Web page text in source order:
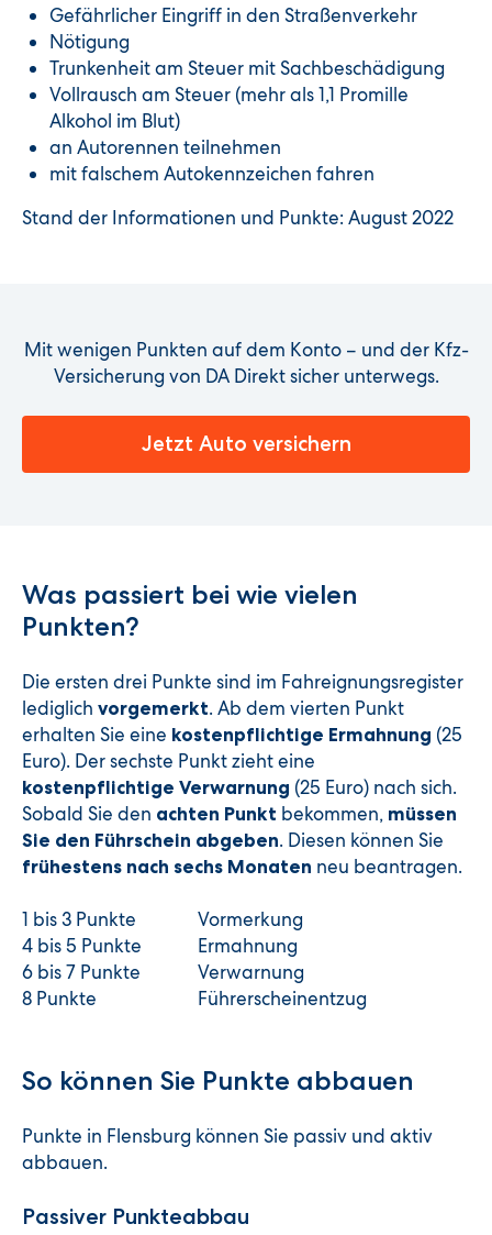
Gefährlicher Eingriff in den Straßenverkehr
Nötigung
Trunkenheit am Steuer mit Sachbeschädigung
Vollrausch am Steuer (mehr als 1,1 Promille
Alkohol im Blut)
an Autorennen teilnehmen
mit falschem Autokennzeichen fahren
Stand der Informationen und Punkte: August 2022
Mit wenigen Punkten auf dem Konto – und der Kfz-
Versicherung von DA Direkt sicher unterwegs.
Jetzt Auto versichern
Was passiert bei wie vielen
Punkten?
Die ersten drei Punkte sind im Fahreignungsregister
lediglich vorgemerkt. Ab dem vierten Punkt
erhalten Sie eine kostenpflichtige Ermahnung (25
Euro). Der sechste Punkt zieht eine
kostenpflichtige Verwarnung (25 Euro) nach sich.
Sobald Sie den achten Punkt bekommen, müssen
Sie den Führschein abgeben. Diesen können Sie
frühestens nach sechs Monaten neu beantragen.
1 bis 3 Punkte
Vormerkung
4 bis 5 Punkte
Ermahnung
6 bis 7 Punkte
Verwarnung
8 Punkte
Führerscheinentzug
So können Sie Punkte abbauen
Punkte in Flensburg können Sie passiv und aktiv
abbauen.
Passiver Punkteabbau